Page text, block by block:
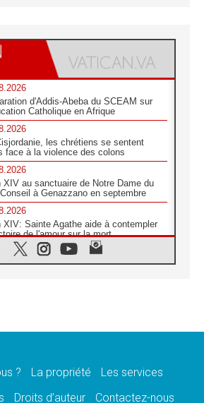
d'Addis-Abeba du SCEAM sur
Catholique en Afrique
les chrétiens se sentent
face à la violence des colons
XIV au sanctuaire de Notre Dame du
à Genazzano en septembre
XIV: Sainte Agathe aide à contempler
de l'amour sur la mort
l'empathie», le projet Triennal d'art
devient un diocèse
? La propriété
Les services
Droits d’auteur Contactez-nous